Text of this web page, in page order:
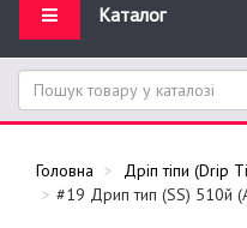
Каталог
Головна
Дріп тіпи (Drip
#19 Дрип тип (SS) 510й